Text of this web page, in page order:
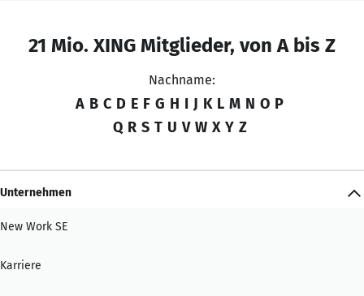
21 Mio. XING Mitglieder, von A bis Z
Nachname:
A B C D E F G H I J K L M N O P
Q R S T U V W X Y Z
Unternehmen
New Work SE
Karriere